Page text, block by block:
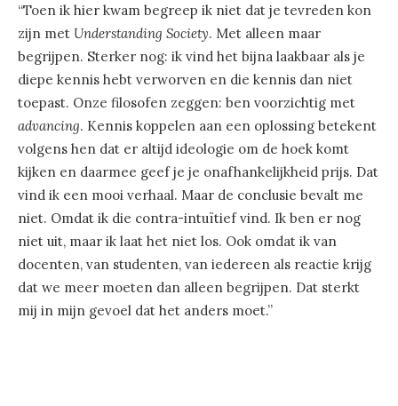
“Toen ik hier kwam begreep ik niet dat je tevreden kon
zijn met Understanding Society. Met alleen maar
begrijpen. Sterker nog: ik vind het bijna laakbaar als je
diepe kennis hebt verworven en die kennis dan niet
toepast. Onze filosofen zeggen: ben voorzichtig met
advancing. Kennis koppelen aan een oplossing betekent
volgens hen dat er altijd ideologie om de hoek komt
kijken en daarmee geef je je onafhankelijkheid prijs. Dat
vind ik een mooi verhaal. Maar de conclusie bevalt me
niet. Omdat ik die contra-intuïtief vind. Ik ben er nog
niet uit, maar ik laat het niet los. Ook omdat ik van
docenten, van studenten, van iedereen als reactie krijg
dat we meer moeten dan alleen begrijpen. Dat sterkt
mij in mijn gevoel dat het anders moet.”